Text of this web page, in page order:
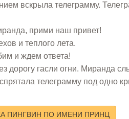
вскрыла телеграмму.
прими наш привет!
и теплого лета.
и ждем ответа!
дорогу гасли огни. Миранда
телеграмму под одно
ПИНГВИН ПО ИМЕНИ ПРИНЦ